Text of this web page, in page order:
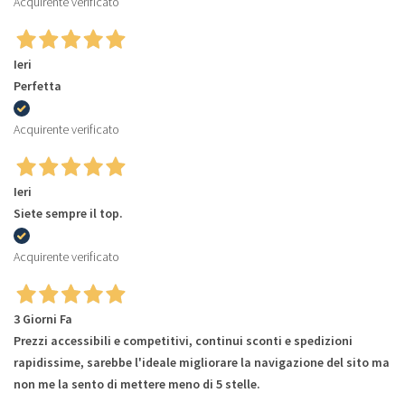
Ieri
Perfetta
Acquirente verificato
Ieri
Siete sempre il top.
Acquirente verificato
3 Giorni Fa
Prezzi accessibili e competitivi, continui sconti e spedizioni
rapidissime, sarebbe l'ideale migliorare la navigazione del sito ma
non me la sento di mettere meno di 5 stelle.